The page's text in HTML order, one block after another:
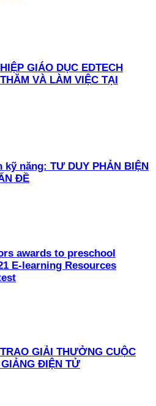
GIÁO DỤC EDTECH
VÀ LÀM VIỆC TẠI
năng: TƯ DUY PHẢN BIỆN
ĐỀ
awards to preschool
E-learning Resources
GIẢI THƯỞNG CUỘC
ĐIỆN TỬ